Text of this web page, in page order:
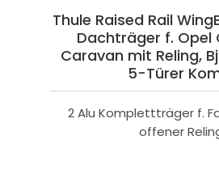
Thule Raised Rail
Dachträger f. Opel
Caravan mit Reling,
5-Türer
2 Alu Komplettträger f.
offener